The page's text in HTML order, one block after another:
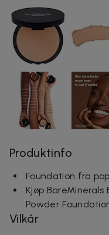
Produktinfo
Foundation fra
Kjøp
Powder
Vilkår